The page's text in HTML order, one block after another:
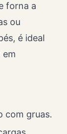
forna a
ou
é ideal
em
com gruas.